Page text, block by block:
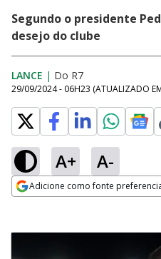
Segundo o presidente
desejo do clube
LANCE | Do R7
29/09/2024 - 06H23 (ATUALIZADO
A+ A-
Adicione como fonte